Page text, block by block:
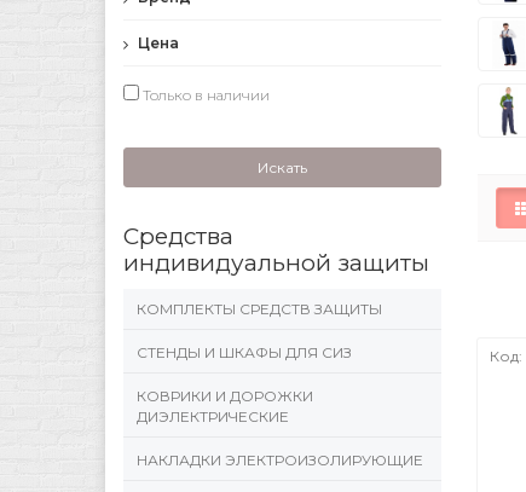
Цена
Только в наличии
Искать
Средства
индивидуальной защиты
КОМПЛЕКТЫ СРЕДСТВ ЗАЩИТЫ
СТЕНДЫ И ШКАФЫ ДЛЯ СИЗ
КОВРИКИ И ДОРОЖКИ
ДИЭЛЕКТРИЧЕСКИЕ
НАКЛАДКИ ЭЛЕКТРОИЗОЛИРУЮЩИЕ
Код: